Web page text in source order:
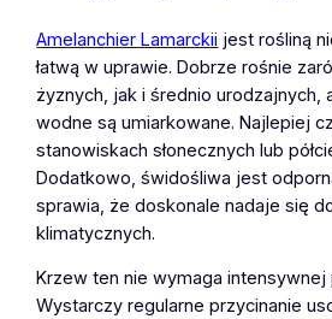
Amelanchier Lamarckii jest rośliną
łatwą w uprawie. Dobrze rośnie
żyznych, jak i średnio urodzajnych,
wodne są umiarkowane. Najlepiej
stanowiskach słonecznych lub
Dodatkowo, świdośliwa jest
sprawia, że doskonale nadaje się
klimatycznych.
Krzew ten nie wymaga intensywnej
Wystarczy regularne przycinanie